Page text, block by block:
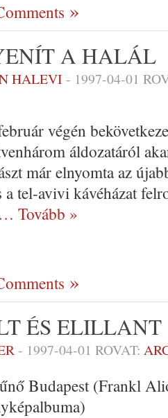
A HALÁL
HALEVI - 1997-04-01
végén
áldozatáról
már elnyomta az
tel-avivi kávé­házat
… Tovább »
ÉS ELILLANT
- 1997-04-01 ROVAT:
Budapest (Frankl